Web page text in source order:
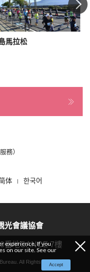
馬拉松
務）
体 한국어
光會議協會
番地CANCE 7樓
All Rights Reserved.
experience. If you
on our site. See our
Accept